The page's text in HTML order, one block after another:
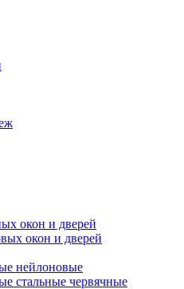
окон и дверей
окон и дверей
нейлоновые
стальные червячные